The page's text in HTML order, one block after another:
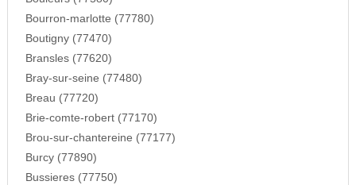
Bourron-marlotte (77780)
Boutigny (77470)
Bransles (77620)
Bray-sur-seine (77480)
Breau (77720)
Brie-comte-robert (77170)
Brou-sur-chantereine (77177)
Burcy (77890)
Bussieres (77750)